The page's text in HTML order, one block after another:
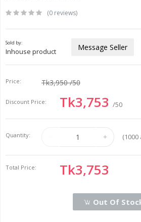
(0 reviews)
Sold by:
Inhouse product Message Seller
Price: Tk3,950/50
Discount Price: Tk3,753 /50
Quantity: (1000
Total Price: Tk3,753
Out Of